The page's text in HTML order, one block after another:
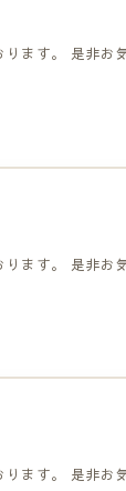
ます。 是非お
ます。 是非お
ます。 是非お